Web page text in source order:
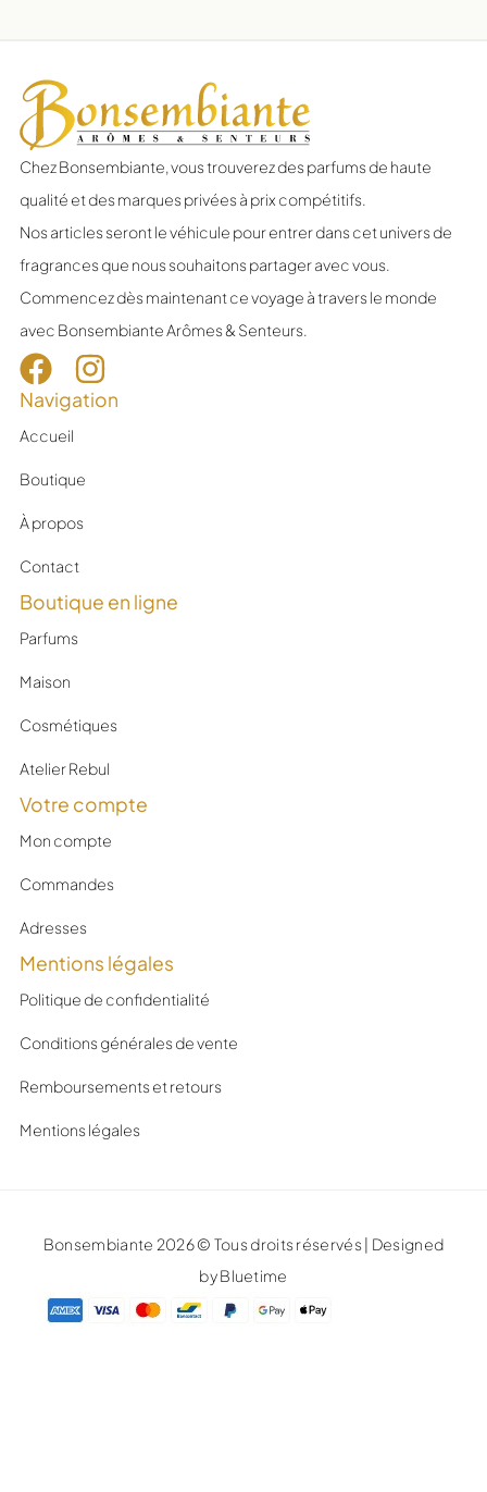
Chez Bonsembiante, vous trouverez des parfums de haute
qualité et des marques privées à prix compétitifs.
Nos articles seront le véhicule pour entrer dans cet univers de
fragrances que nous souhaitons partager avec vous.
Commencez dès maintenant ce voyage à travers le monde
avec Bonsembiante Arômes & Senteurs.
Navigation
Accueil
Boutique
À propos
Contact
Boutique en ligne
Parfums
Maison
Cosmétiques
Atelier Rebul
Votre compte
Mon compte
Commandes
Adresses
Mentions légales
Politique de confidentialité
Conditions générales de vente
Remboursements et retours
Mentions légales
Bonsembiante 2026 © Tous droits réservés | Designed
by Bluetime